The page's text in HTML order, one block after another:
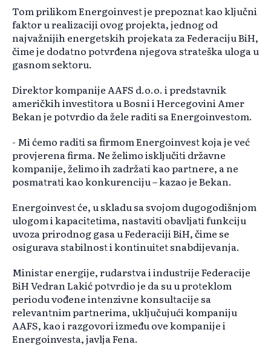
Tom prilikom Energoinvest je prepoznat kao ključni
faktor u realizaciji ovog projekta, jednog od
najvažnijih energetskih projekata za Federaciju BiH,
čime je dodatno potvrđena njegova strateška uloga u
gasnom sektoru.
Direktor kompanije AAFS d.o.o. i predstavnik
američkih investitora u Bosni i Hercegovini Amer
Bekan je potvrdio da žele raditi sa Energoinvestom.
- Mi ćemo raditi sa firmom Energoinvest koja je već
provjerena firma. Ne želimo isključiti državne
kompanije, želimo ih zadržati kao partnere, a ne
posmatrati kao konkurenciju – kazao je Bekan.
Energoinvest će, u skladu sa svojom dugogodišnjom
ulogom i kapacitetima, nastaviti obavljati funkciju
uvoza prirodnog gasa u Federaciji BiH, čime se
osigurava stabilnost i kontinuitet snabdijevanja.
Ministar energije, rudarstva i industrije Federacije
BiH Vedran Lakić potvrdio je da su u proteklom
periodu vođene intenzivne konsultacije sa
relevantnim partnerima, uključujući kompaniju
AAFS, kao i razgovori između ove kompanije i
Energoinvesta, javlja Fena.